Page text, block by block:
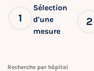
1
Sélection
d'une
mesure
2
Recherche par hôpital